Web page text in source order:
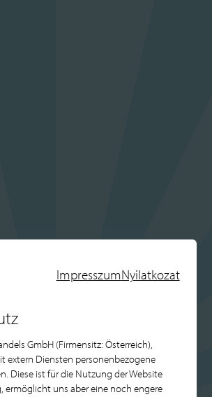
ImpresszumNyilatkozat
GmbH (Firmensitz: Österreich),
extern Diensten personenbezogene
Diese ist für die Nutzung der Website
uns aber eine noch engere